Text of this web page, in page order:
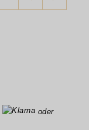
oder